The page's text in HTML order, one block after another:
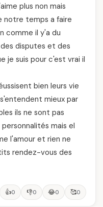
plus non mais
notre temps a faire
comme il y'a du
disputes et des
je suis pour c'est vrai il
bien leurs vie
mieux par
ils ne sont pas
mais el
l'amour et rien ne
rendez-vous des
👍0 👎0 😂0 🥰0